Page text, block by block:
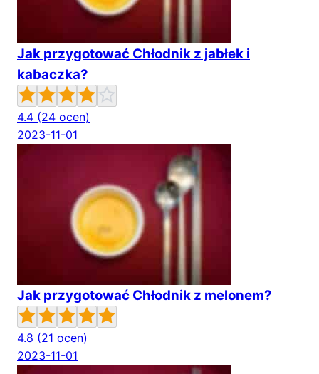
Jak przygotować Chłodnik z jabłek i
kabaczka?
4.4 (24 ocen)
2023-11-01
Jak przygotować Chłodnik z melonem?
4.8 (21 ocen)
2023-11-01